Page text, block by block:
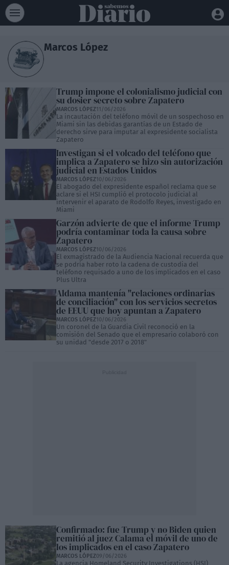
Marcos López
Trump impone el colonialismo judicial con
su dosier secreto sobre Zapatero
MARCOS LÓPEZ11/06/2026
La incautación del teléfono móvil de un sospechoso en
Miami sin las debidas garantías de un Estado de
derecho sirve para imputar al expresidente socialista
Zapatero
Investigan si el volcado del teléfono que
implica a Zapatero se hizo sin autorización
judicial en Estados Unidos
MARCOS LÓPEZ10/06/2026
El abogado del expresidente español reclama que se
aclare si el HSI cumplió el protocolo judicial al
intervenir el aparato de Rodolfo Reyes, investigado en
Miami
Garzón advierte de que el informe Trump
podría contaminar toda la causa sobre
Zapatero
MARCOS LÓPEZ10/06/2026
El exmagistrado de la Audiencia Nacional recuerda que
se podría haber roto la cadena de custodia del
teléfono requisado a uno de los implicados en el caso
Plus Ultra
Aldama mantenía "relaciones ordinarias
de conciliación" con los servicios secretos
de EEUU que hoy apuntan a Zapatero
MARCOS LÓPEZ10/06/2026
Un coronel de la Guardia Civil reconoció en la
comisión del Senado que el empresario colaboró con
su unidad "desde 2017 o 2018"
Confirmado: fue Trump y no Biden quien
remitió al juez Calama el móvil de uno de
los implicados en el caso Zapatero
MARCOS LÓPEZ09/06/2026
La agencia Homeland Security Investigations (HSI)